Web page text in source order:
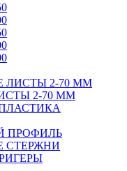
2-70 ММ
2-70 ММ
ПРОФИЛЬ
СТЕРЖНИ